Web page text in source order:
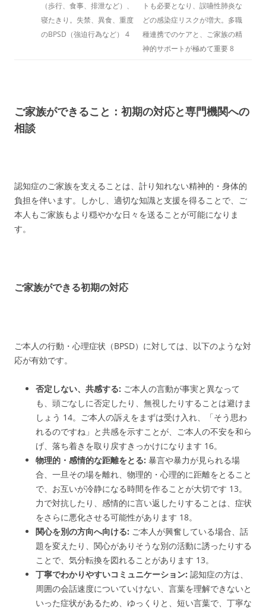
（歩行、食事、排泄など）、
寝たきり。失禁、異食、重度
のBPSD（強迫行為など） 4
トも必要となり、誤嚥性肺炎な
どの感染症リスクが増大。多職
種連携でのケアと、ご家族の精
神的サポートが極めて重要8
ご家族ができること：初期の対応と専門機関への
相談
認知症のご家族を支えることは、計り知れない精神的・身体的
負担を伴います。しかし、適切な知識と支援を得ることで、ご
本人もご家族もより穏やかな日々を送ることが可能になりま
す。
ご家族ができる初期の対応
ご本人の行動・心理症状（BPSD）に対しては、以下のような対
応が有効です。
否定しない、共感する: ご本人の言動が事実と異なって
も、頭ごなしに否定したり、無視したりすることは避けま
しょう 14。ご本人の訴えをまずは受け入れ、「そう思わ
れるのですね」と共感を示すことが、ご本人の不安を和ら
げ、落ち着きを取り戻すきっかけになります 16。
物理的・感情的な距離をとる: 暴言や暴力が見られる場
合、一旦その場を離れ、物理的・心理的に距離をとること
で、お互いが冷静になる時間を作ることが大切です 13。
力で対抗したり、感情的に言い返したりすることは、症状
をさらに悪化させる可能性があります 18。
関心を別の方向へ向ける: ご本人が興奮している場合、話
題を変えたり、関心がありそうな別の活動に誘ったりする
ことで、気分転換を図れることがあります 13。
丁寧でわかりやすいコミュニケーション: 認知症の方は、
周囲の会話速度についていけない、言葉を理解できないと
いった症状があるため、ゆっくりと、短い言葉で、丁寧な